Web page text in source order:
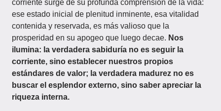
corriente surge de su profunda comprensión de la vida:
ese estado inicial de plenitud inminente, esa vitalidad
contenida y reservada, es más valioso que la
prosperidad en su apogeo que luego decae. Nos
ilumina: la verdadera sabiduría no es seguir la
corriente, sino establecer nuestros propios
estándares de valor; la verdadera madurez no es
buscar el esplendor externo, sino saber apreciar la
riqueza interna.